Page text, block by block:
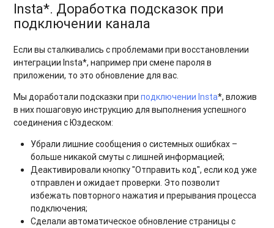
Insta*. Доработка подсказок при
подключении канала
Если вы сталкивались с проблемами при восстановлении
интеграции Insta*, например при смене пароля в
приложении, то это обновление для вас.
Мы доработали подсказки приподключении Insta*, вложив
в них пошаговую инструкцию для выполнения успешного
соединения с Юздеском:
Убрали лишние сообщения о системных ошибках –
больше никакой смуты с лишней информацией;
Деактивировали кнопку "Отправить код", если код уже
отправлен и ожидает проверки. Это позволит
избежать повторного нажатия и прерывания процесса
подключения;
Сделали автоматическое обновление страницы с